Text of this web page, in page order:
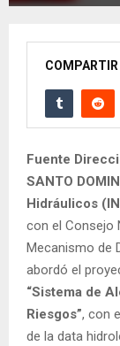
COMPARTIR
Fuente
SANTO
Hidráulicos
con el Consejo
Mecanismo de
abordó el
“Sistema de
Riesgos”, con
de la data